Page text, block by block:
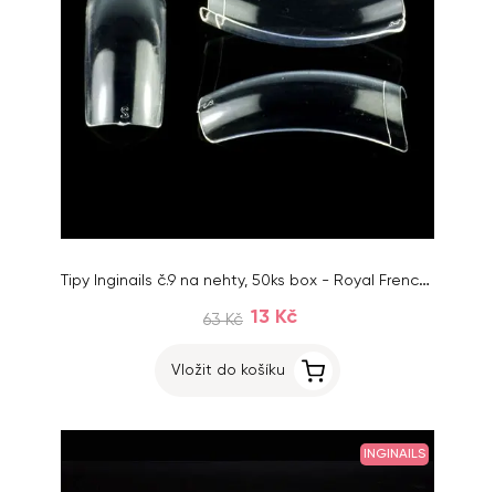
Tipy Inginails č.9 na nehty, 50ks box - Royal French Clear
63 Kč 13 Kč
Vložit do košíku
INGINAILS